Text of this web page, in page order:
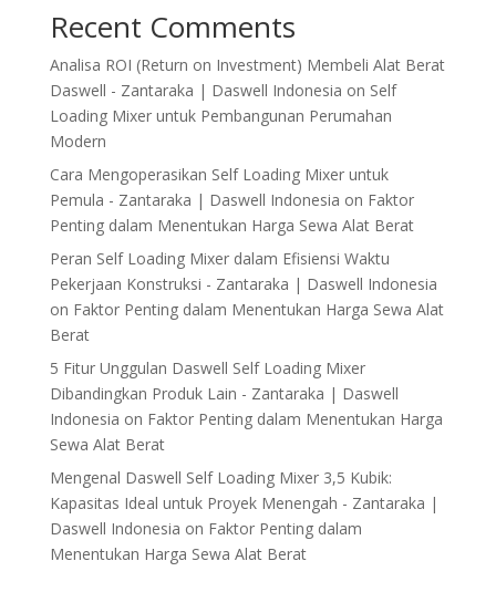
Recent Comments
Analisa ROI (Return on Investment) Membeli Alat Berat
Daswell - Zantaraka | Daswell Indonesia on Self
Loading Mixer untuk Pembangunan Perumahan
Modern
Cara Mengoperasikan Self Loading Mixer untuk
Pemula - Zantaraka | Daswell Indonesia on Faktor
Penting dalam Menentukan Harga Sewa Alat Berat
Peran Self Loading Mixer dalam Efisiensi Waktu
Pekerjaan Konstruksi - Zantaraka | Daswell Indonesia
on Faktor Penting dalam Menentukan Harga Sewa Alat
Berat
5 Fitur Unggulan Daswell Self Loading Mixer
Dibandingkan Produk Lain - Zantaraka | Daswell
Indonesia on Faktor Penting dalam Menentukan Harga
Sewa Alat Berat
Mengenal Daswell Self Loading Mixer 3,5 Kubik:
Kapasitas Ideal untuk Proyek Menengah - Zantaraka |
Daswell Indonesia on Faktor Penting dalam
Menentukan Harga Sewa Alat Berat